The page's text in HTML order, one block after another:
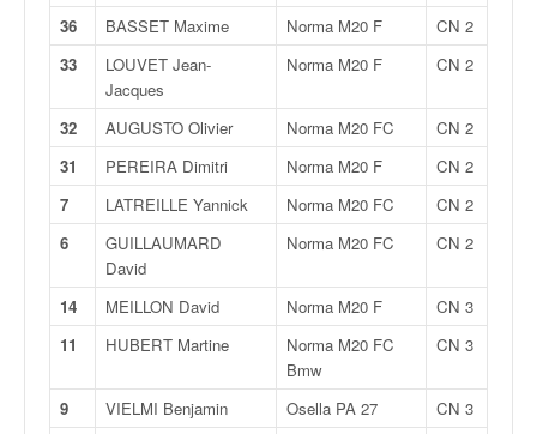
36 BASSET Maxime Norma M20 F
CN 2
33
LOUVET Jean-
Jacques
Norma M20 F CN 2
32 AUGUSTO Olivier Norma M20 FC
CN 2
31
PEREIRA Dimitri Norma M20 F
CN 2
7
LATREILLE Yannick Norma M20 FC
CN 2
6
GUILLAUMARD
David
Norma M20 FC CN 2
14 MEILLON David Norma M20 F
CN 3
11
HUBERT Martine
Norma M20 FC
Bmw
CN 3
9 VIELMI Benjamin Osella PA 27
CN 3